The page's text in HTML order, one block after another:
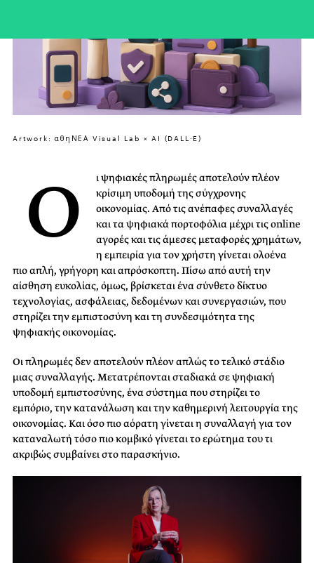
Artwork: αθηΝΕΑ Visual Lab × AI (DALL·E)
Ο
ι ψηφιακές πληρωμές αποτελούν πλέον
κρίσιμη υποδομή της σύγχρονης
οικονομίας. Από τις ανέπαφες συναλλαγές
και τα ψηφιακά πορτοφόλια μέχρι τις online
αγορές και τις άμεσες μεταφορές χρημάτων,
η εμπειρία για τον χρήστη γίνεται ολοένα
πιο απλή, γρήγορη και απρόσκοπτη. Πίσω από αυτή την
αίσθηση ευκολίας, όμως, βρίσκεται ένα σύνθετο δίκτυο
τεχνολογίας, ασφάλειας, δεδομένων και συνεργασιών, που
στηρίζει την εμπιστοσύνη και τη συνδεσιμότητα της
ψηφιακής οικονομίας.
Οι πληρωμές δεν αποτελούν πλέον απλώς το τελικό στάδιο
μιας συναλλαγής. Μετατρέπονται σταδιακά σε ψηφιακή
υποδομή εμπιστοσύνης, ένα σύστημα που στηρίζει το
εμπόριο, την κατανάλωση και την καθημερινή λειτουργία της
οικονομίας. Και όσο πιο αόρατη γίνεται η συναλλαγή για τον
καταναλωτή τόσο πιο κομβικό γίνεται το ερώτημα του τι
ακριβώς συμβαίνει στο παρασκήνιο.